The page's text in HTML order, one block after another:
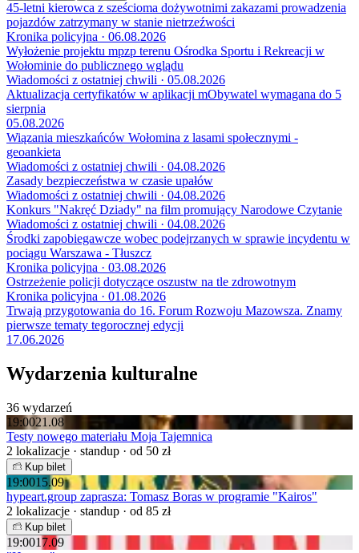
45-letni kierowca z sześcioma dożywotnimi zakazami prowadzenia
pojazdów zatrzymany w stanie nietrzeźwości
Kronika policyjna · 06.08.2026
Wyłożenie projektu mpzp terenu Ośrodka Sportu i Rekreacji w
Wołominie do publicznego wglądu
Wiadomości z ostatniej chwili · 05.08.2026
Aktualizacja certyfikatów w aplikacji mObywatel wymagana do 5
sierpnia
05.08.2026
Wiązania mieszkańców Wołomina z lasami społecznymi -
geoankieta
Wiadomości z ostatniej chwili · 04.08.2026
Zasady bezpieczeństwa w czasie upałów
Wiadomości z ostatniej chwili · 04.08.2026
Konkurs "Nakręć Dziady" na film promujący Narodowe Czytanie
Wiadomości z ostatniej chwili · 04.08.2026
Środki zapobiegawcze wobec podejrzanych w sprawie incydentu w
pociągu Warszawa - Tłuszcz
Kronika policyjna · 03.08.2026
Ostrzeżenie policji dotyczące oszustw na tle zdrowotnym
Kronika policyjna · 01.08.2026
Trwają przygotowania do 16. Forum Rozwoju Mazowsza. Znamy
pierwsze tematy tegorocznej edycji
17.06.2026
Wydarzenia kulturalne
36 wydarzeń
19:0021.08
Testy nowego materiału Moja Tajemnica
2 lokalizacje · standup · od 50 zł
Kup bilet
19:0015.09
hypeart.group zaprasza: Tomasz Boras w programie "Kairos"
2 lokalizacje · standup · od 85 zł
Kup bilet
19:0017.09